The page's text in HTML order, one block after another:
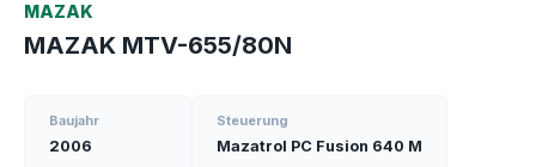
MAZAK
MAZAK MTV-655/80N
Baujahr
2006
Steuerung
Mazatrol PC Fusion 640 M